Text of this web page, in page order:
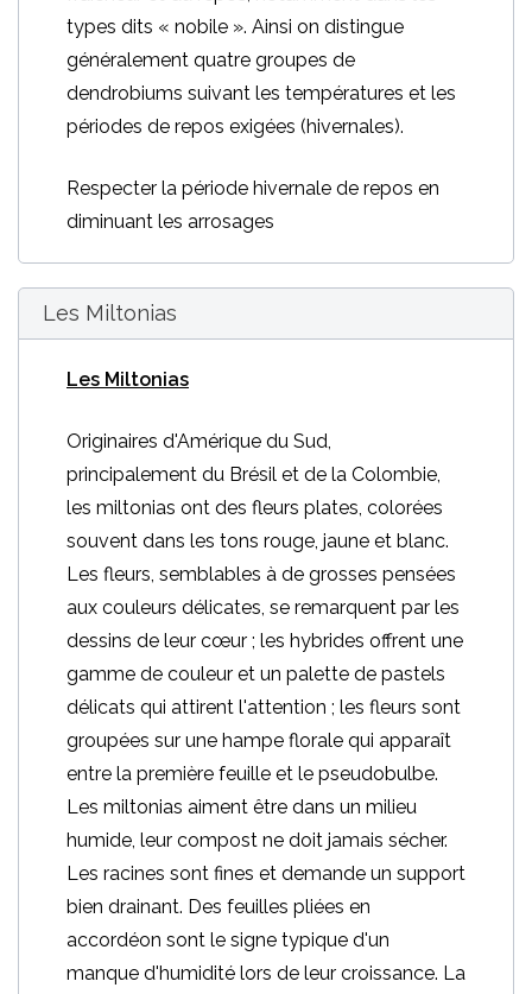
types dits « nobile ». Ainsi on distingue
généralement quatre groupes de
dendrobiums suivant les températures et les
périodes de repos exigées (hivernales).
Respecter la période hivernale de repos en
diminuant les arrosages
Les Miltonias
Les Miltonias
Originaires d'Amérique du Sud,
principalement du Brésil et de la Colombie,
les miltonias ont des fleurs plates, colorées
souvent dans les tons rouge, jaune et blanc.
Les fleurs, semblables à de grosses pensées
aux couleurs délicates, se remarquent par les
dessins de leur cœur ; les hybrides offrent une
gamme de couleur et un palette de pastels
délicats qui attirent l'attention ; les fleurs sont
groupées sur une hampe florale qui apparaît
entre la première feuille et le pseudobulbe.
Les miltonias aiment être dans un milieu
humide, leur compost ne doit jamais sécher.
Les racines sont fines et demande un support
bien drainant. Des feuilles pliées en
accordéon sont le signe typique d'un
manque d'humidité lors de leur croissance. La